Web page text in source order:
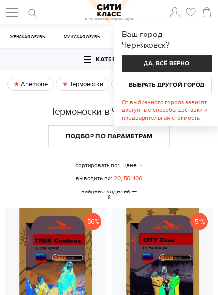
ЖЕНСКАЯ ОБУВЬ МУЖСКАЯ ОБУВЬ CУМКИ
КАТЕГОРИИ
Anemone Термоноски Спецпредложение
Термоноски в Черняховске
ПОДБОР ПО ПАРАМЕТРАМ
сортировать по:
цене
выводить по: 20, 50, 100
найдено моделей —
8
-56% -51%
Ваш город —
Черняховск?
ДА, ВСЁ ВЕРНО
ВЫБРАТЬ ДРУГОЙ ГОРОД
От выбранного города зависят
доступные способы доставки и
предварительная стоимость.